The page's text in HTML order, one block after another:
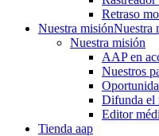
Retraso
Nuestra misiónNuestra
Nuestra misión
AAP en
Nuestros
Difunda el
Editor
Tienda aap